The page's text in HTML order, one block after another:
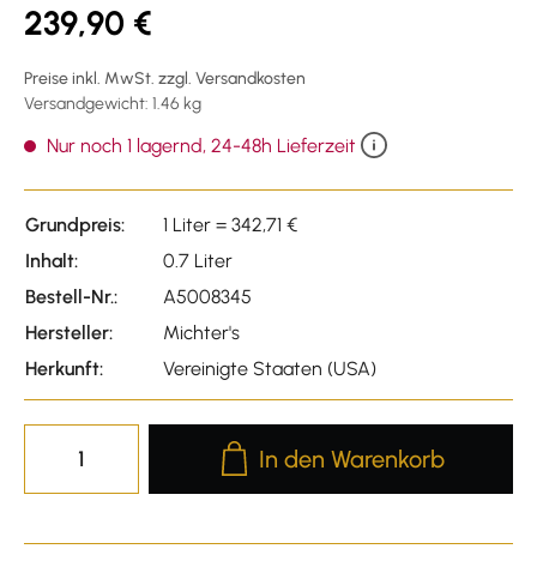
239,90 €
Preise inkl. MwSt. zzgl. Versandkosten
Versandgewicht: 1.46 kg
Nur noch 1 lagernd, 24-48h Lieferzeit
Grundpreis:
1 Liter = 342,71 €
Inhalt:
0.7 Liter
Bestell-Nr.:
A5008345
Hersteller:
Michter's
Herkunft:
Vereinigte Staaten (USA)
Produkt Anzahl: Gib den
In den Warenkorb